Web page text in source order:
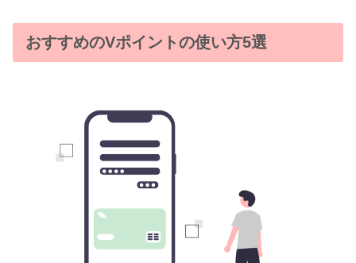
おすすめのVポイントの使い方5選